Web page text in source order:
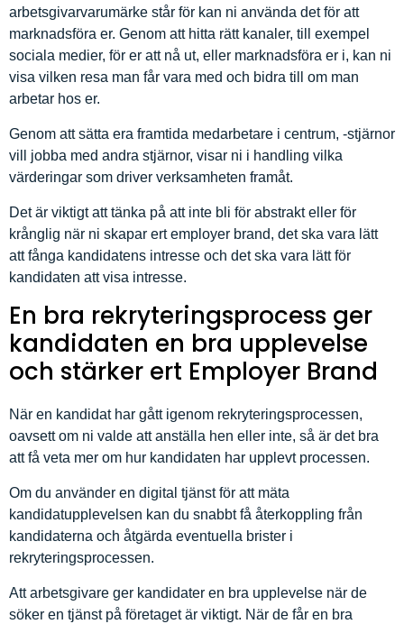
arbetsgivarvarumärke står för kan ni använda det för att
marknadsföra er. Genom att hitta rätt kanaler, till exempel
sociala medier, för er att nå ut, eller marknadsföra er i, kan ni
visa vilken resa man får vara med och bidra till om man
arbetar hos er.
Genom att sätta era framtida medarbetare i centrum, -stjärnor
vill jobba med andra stjärnor, visar ni i handling vilka
värderingar som driver verksamheten framåt.
Det är viktigt att tänka på att inte bli för abstrakt eller för
krånglig när ni skapar ert employer brand, det ska vara lätt
att fånga kandidatens intresse och det ska vara lätt för
kandidaten att visa intresse.
En bra rekryteringsprocess ger
kandidaten en bra upplevelse
och stärker ert Employer Brand
När en kandidat har gått igenom rekryteringsprocessen,
oavsett om ni valde att anställa hen eller inte, så är det bra
att få veta mer om hur kandidaten har upplevt processen.
Om du använder en digital tjänst för att mäta
kandidatupplevelsen kan du snabbt få återkoppling från
kandidaterna och åtgärda eventuella brister i
rekryteringsprocessen.
Att arbetsgivare ger kandidater en bra upplevelse när de
söker en tjänst på företaget är viktigt. När de får en bra